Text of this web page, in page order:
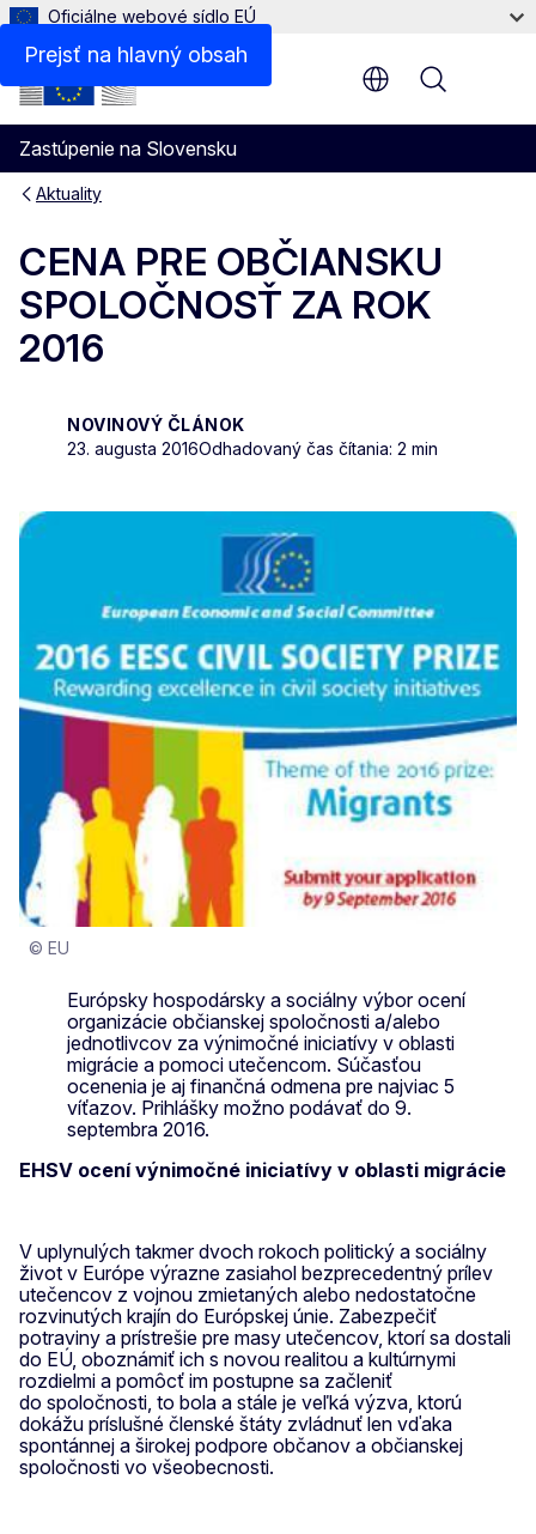
Prejsť na hlavný obsah
Oficiálne webové sídlo EÚ
Zastúpenie na Slovensku
Menu
Aktuality
CENA PRE OBČIANSKU
SPOLOČNOSŤ ZA ROK
2016
NOVINOVÝ ČLÁNOK
23. augusta 2016Odhadovaný čas čítania: 2 min
© EU
Európsky hospodársky a sociálny výbor ocení
organizácie občianskej spoločnosti a/alebo
jednotlivcov za výnimočné iniciatívy v oblasti
migrácie a pomoci utečencom. Súčasťou
ocenenia je aj finančná odmena pre najviac 5
víťazov. Prihlášky možno podávať do 9.
septembra 2016.
EHSV ocení výnimočné iniciatívy v oblasti migrácie
V uplynulých takmer dvoch rokoch politický a sociálny
život v Európe výrazne zasiahol bezprecedentný prílev
utečencov z vojnou zmietaných alebo nedostatočne
rozvinutých krajín do Európskej únie. Zabezpečiť
potraviny a prístrešie pre masy utečencov, ktorí sa dostali
do EÚ, oboznámiť ich s novou realitou a kultúrnymi
rozdielmi a pomôcť im postupne sa začleniť
do spoločnosti, to bola a stále je veľká výzva, ktorú
dokážu príslušné členské štáty zvládnuť len vďaka
spontánnej a širokej podpore občanov a občianskej
spoločnosti vo všeobecnosti.